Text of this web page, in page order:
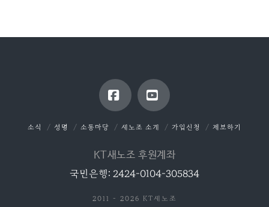
FacebookYouTube
소식 성명 소통마당 새노조 소개 가입신청 제보하기
KT새노조 후원계좌
국민은행: 2424-0104-305834
2011 - 2026 KT새노조